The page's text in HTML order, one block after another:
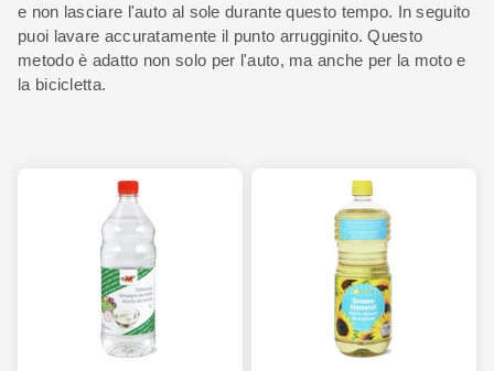
e non lasciare l'auto al sole durante questo tempo. In seguito
puoi lavare accuratamente il punto arrugginito. Questo
metodo è adatto non solo per l'auto, ma anche per la moto e
la bicicletta.